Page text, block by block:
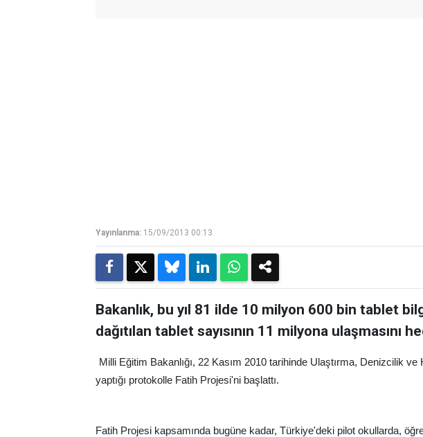
Yayınlanma: 15/09/2013 00:13
Bakanlık, bu yıl 81 ilde 10 milyon 600 bin tablet
dağıtılan tablet sayısının 11 milyona ulaşmasını
Milli Eğitim Bakanlığı, 22 Kasım 2010 tarihinde Ulaştırma, Denizcilik ve
yaptığı protokolle Fatih Projesi'ni başlattı.
Fatih Projesi kapsamında bugüne kadar, Türkiye'deki pilot okullarda,